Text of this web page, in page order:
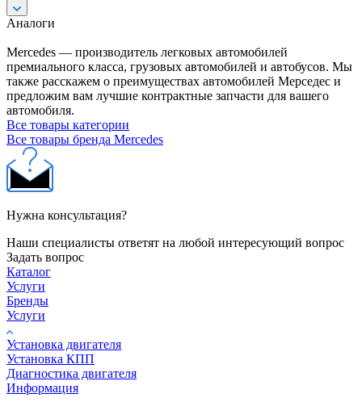
Аналоги
Mercedes — производитель легковых автомобилей
премиального класса, грузовых автомобилей и автобусов. Мы
также расскажем о преимуществах автомобилей Мерседес и
предложим вам лучшие контрактные запчасти для вашего
автомобиля.
Все товары категории
Все товары бренда Mercedes
Нужна консультация?
Наши специалисты ответят на любой интересующий вопрос
Задать вопрос
Каталог
Услуги
Бренды
Услуги
Установка двигателя
Установка КПП
Диагностика двигателя
Информация